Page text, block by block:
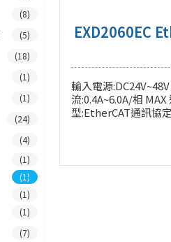
(8)
(5)
(18)
(1)
(1)
(24)
(4)
(1)
(1)
(1)
(1)
(7)
EXD2060EC
輸入電源
流:0.4A~6.0A/相 MAX
型:EtherCAT通訊協定